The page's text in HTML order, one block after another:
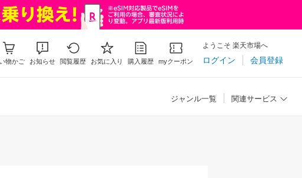
物かご お知らせ 閲覧履歴 お気に入り 購入履歴 myクーポン
ようこそ 楽天市場へ
ログイン 会員登録
ジャンル一覧 関連サービス